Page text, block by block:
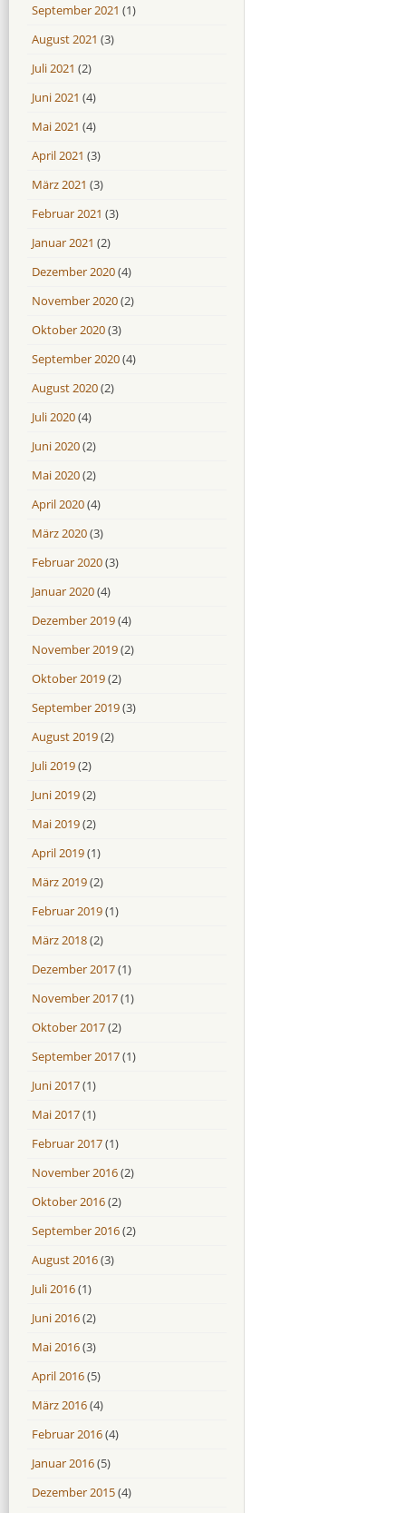
September 2021 (1)
August 2021 (3)
Juli 2021 (2)
Juni 2021 (4)
Mai 2021 (4)
April 2021 (3)
März 2021 (3)
Februar 2021 (3)
Januar 2021 (2)
Dezember 2020(4)
November 2020(2)
Oktober 2020(3)
September 2020(4)
August 2020(2)
Juli 2020(4)
Juni 2020(2)
Mai 2020(2)
April 2020(4)
März 2020(3)
Februar 2020(3)
Januar 2020(4)
Dezember 2019(4)
November 2019(2)
Oktober 2019(2)
September 2019(3)
August 2019(2)
Juli 2019(2)
Juni 2019(2)
Mai 2019(2)
April 2019(1)
März 2019(2)
Februar 2019(1)
März 2018(2)
Dezember 2017(1)
November 2017(1)
Oktober 2017(2)
September 2017(1)
Juni 2017(1)
Mai 2017(1)
Februar 2017(1)
November 2016(2)
Oktober 2016(2)
September 2016(2)
August 2016(3)
Juli 2016(1)
Juni 2016(2)
Mai 2016(3)
April 2016(5)
März 2016(4)
Februar 2016(4)
Januar 2016(5)
Dezember 2015(4)